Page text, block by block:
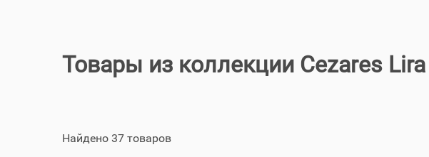
Товары из коллекции Cezares Lira
Найдено 37 товаров